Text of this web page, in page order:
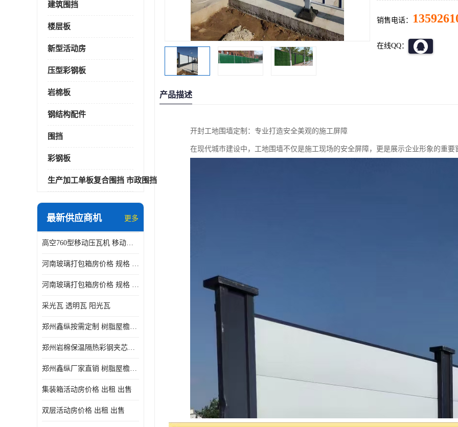
建筑围挡
楼层板
新型活动房
压型彩钢板
岩棉板
钢结构配件
围挡
彩钢板
生产加工单板复合围挡 市政围挡
最新供应商机 更多
高空760型移动压瓦机 移动升降制瓦设备租赁选郑州鑫纵
河南玻璃打包箱房价格 规格 鑫纵建材按需定制
河南玻璃打包箱房价格 规格 鑫纵建材批发
采光瓦 透明瓦 阳光瓦
郑州鑫纵按需定制 树脂屋檐装饰塑料琉璃瓦片 中式仿古瓦的特点 价格
郑州岩棉保温隔热彩钢夹芯板 郑州鑫纵支持定做
郑州鑫纵厂家直销 树脂屋檐装饰塑料琉璃瓦片 中式仿古瓦的特点 价格
集装箱活动房价格 出租 出售
双层活动房价格 出租 出售
销售电话：
在线QQ：
产品描述
开封工地围墙定制：专业打造安全美观的施工屏障
在现代城市建设中，工地围墙不仅是施工现场的安全屏障，更是展示企业形象的重要